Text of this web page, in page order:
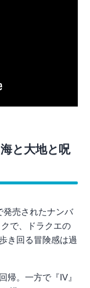
と大地と呪
発売されたナンバ
で、ドラクエの
き回る冒険感は過
帰。一方で『IV』